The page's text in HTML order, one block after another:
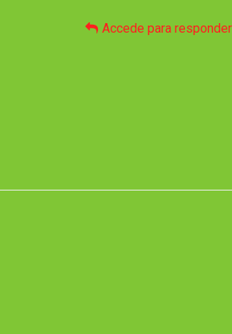
Accede para responder